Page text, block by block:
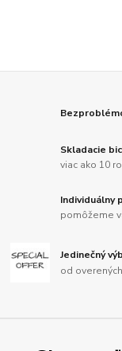
Skladacie
viac ako 10
Individuálny
pomôžeme
Jedinečný
od